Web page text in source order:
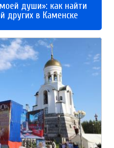
души»: как найти
других в Каменске